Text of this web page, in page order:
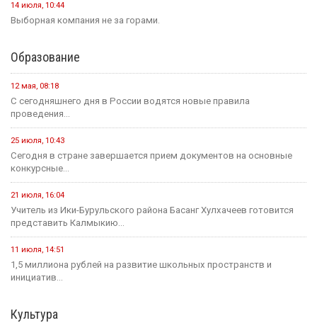
14 июля, 10:44
Выборная компания не за горами.
Образование
12 мая, 08:18
С сегодняшнего дня в России водятся новые правила
проведения...
25 июля, 10:43
Сегодня в стране завершается прием документов на основные
конкурсные...
21 июля, 16:04
Учитель из Ики-Бурульского района Басанг Хулхачеев готовится
представить Калмыкию...
11 июля, 14:51
1,5 миллиона рублей на развитие школьных пространств и
инициатив...
Культура